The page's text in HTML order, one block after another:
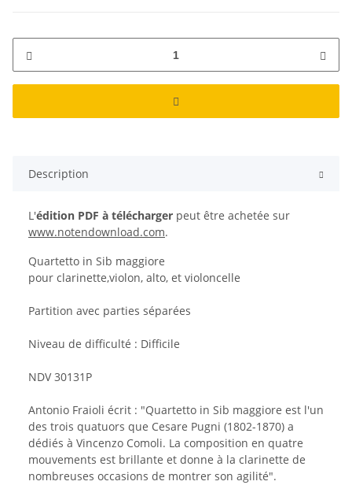
Description
L'édition PDF à télécharger peut être achetée sur
www.notendownload.com.
Quartetto in Sib maggiore
pour clarinette,violon, alto, et violoncelle
Partition avec parties séparées
Niveau de difficulté : Difficile
NDV 30131P
Antonio Fraioli écrit : "Quartetto in Sib maggiore est l'un
des trois quatuors que Cesare Pugni (1802-1870) a
dédiés à Vincenzo Comoli. La composition en quatre
mouvements est brillante et donne à la clarinette de
nombreuses occasions de montrer son agilité".